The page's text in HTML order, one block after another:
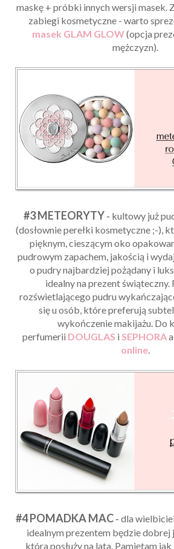
maskę + próbki innych wersji masek.
zabiegi kosmetyczne - warto
masek GLAM GLOW(opcja
mężczyzn).
#3 METEORYTY - kultowy już
(dosłownie perełki kosmetyczne ;-),
pięknym, cieszącym oko
pudrowym zapachem, jakością i
o pudry najbardziej pożądany i
idealny na prezent świąteczny.
rozświetlającego pudru
się u osób, które preferują
wykończenie makijażu. Do
perfumerii DOUGLAS i SEPHORAa
online.
#4 POMADKA MAC - dla
idealnym prezentem będzie dobrej
która posłuży na lata. Pamiętam jak